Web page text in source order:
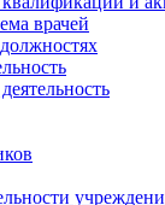
врачей